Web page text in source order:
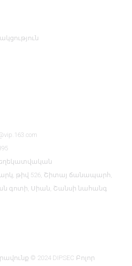
թիվ 526, Շիտայ ճանապարհ,
գոտի, Սիան, Շանսի նահանգ
© 2024 DIPSEC Բոլոր